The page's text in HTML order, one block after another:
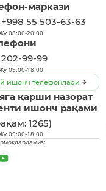
маркази
+998 55 503-63-63
08:00-20:00
202-99-99
09:00-18:00
ишонч телефонлари
қарши назорат
ишонч рақами
1265)
09:00-18:00